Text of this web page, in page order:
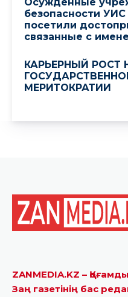
ZANMEDIA.KZ –
Заң газетінің бас